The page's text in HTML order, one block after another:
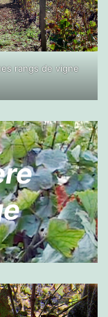
rangs de vigne